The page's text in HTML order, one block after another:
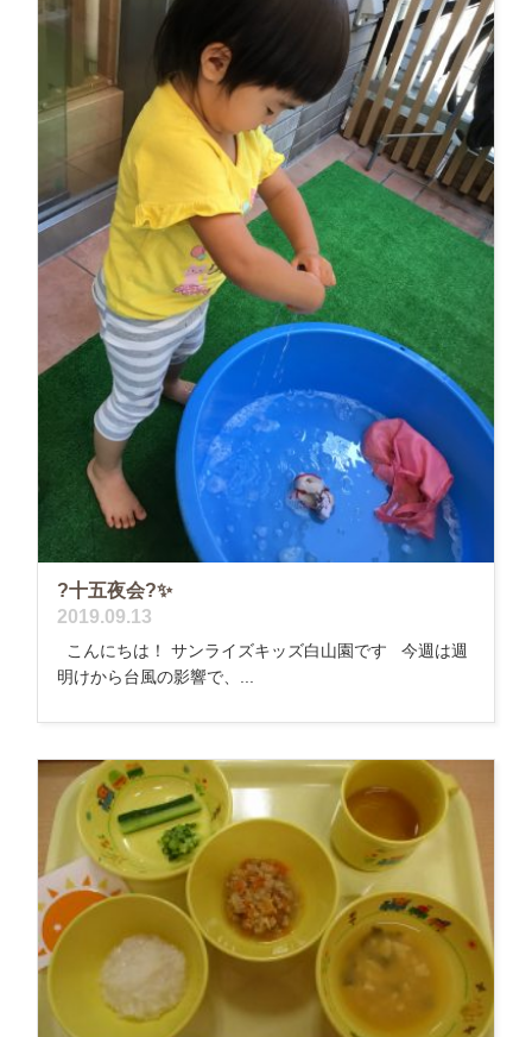
?十五夜会?✨
2019.09.13
こんにちは！ サンライズキッズ白山園です 今週は週
明けから台風の影響で、...